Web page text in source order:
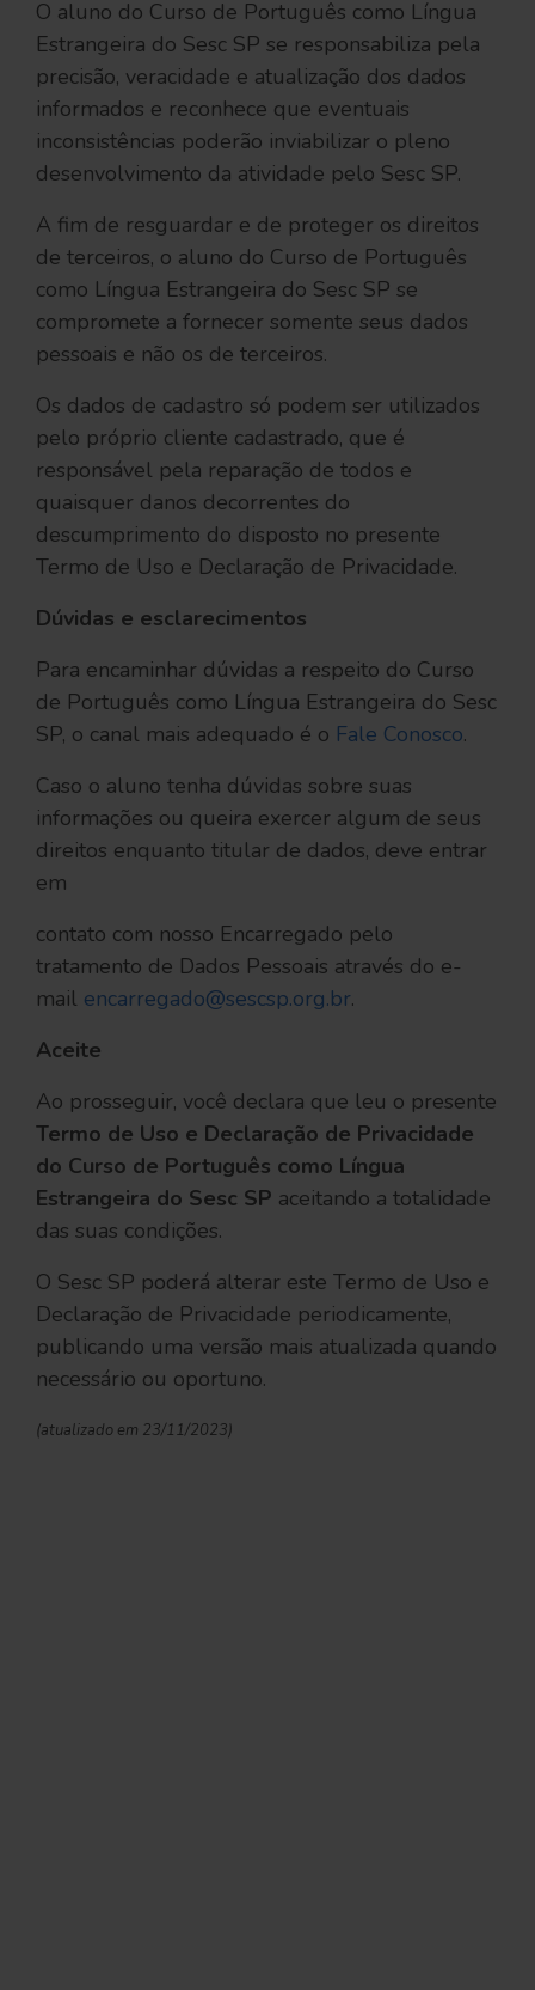
O aluno do Curso de Português como Língua
Estrangeira do Sesc SP se responsabiliza pela
precisão, veracidade e atualização dos dados
informados e reconhece que eventuais
inconsistências poderão inviabilizar o pleno
desenvolvimento da atividade pelo Sesc SP.
A fim de resguardar e de proteger os direitos
de terceiros, o aluno do Curso de Português
como Língua Estrangeira do Sesc SP se
compromete a fornecer somente seus dados
pessoais e não os de terceiros.
Os dados de cadastro só podem ser utilizados
pelo próprio cliente cadastrado, que é
responsável pela reparação de todos e
quaisquer danos decorrentes do
descumprimento do disposto no presente
Termo de Uso e Declaração de Privacidade.
Dúvidas e esclarecimentos
Para encaminhar dúvidas a respeito do Curso
de Português como Língua Estrangeira do Sesc
SP, o canal mais adequado é o Fale Conosco.
Caso o aluno tenha dúvidas sobre suas
informações ou queira exercer algum de seus
direitos enquanto titular de dados, deve entrar
em
contato com nosso Encarregado pelo
tratamento de Dados Pessoais através do e-
mail encarregado@sescsp.org.br.
Aceite
Ao prosseguir, você declara que leu o presente
Termo de Uso e Declaração de Privacidade
do Curso de Português como Língua
Estrangeira do Sesc SP aceitando a totalidade
das suas condições.
O Sesc SP poderá alterar este Termo de Uso e
Declaração de Privacidade periodicamente,
publicando uma versão mais atualizada quando
necessário ou oportuno.
(atualizado em 23/11/2023)